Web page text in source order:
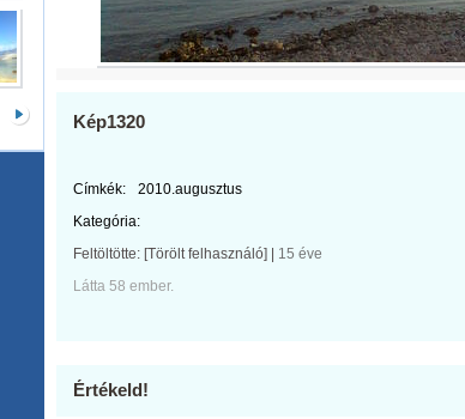
Kép1320
Címkék:
2010.augusztus
Kategória:
Feltöltötte: [Törölt felhasználó]
15 éve
Látta 58 ember.
Értékeld!